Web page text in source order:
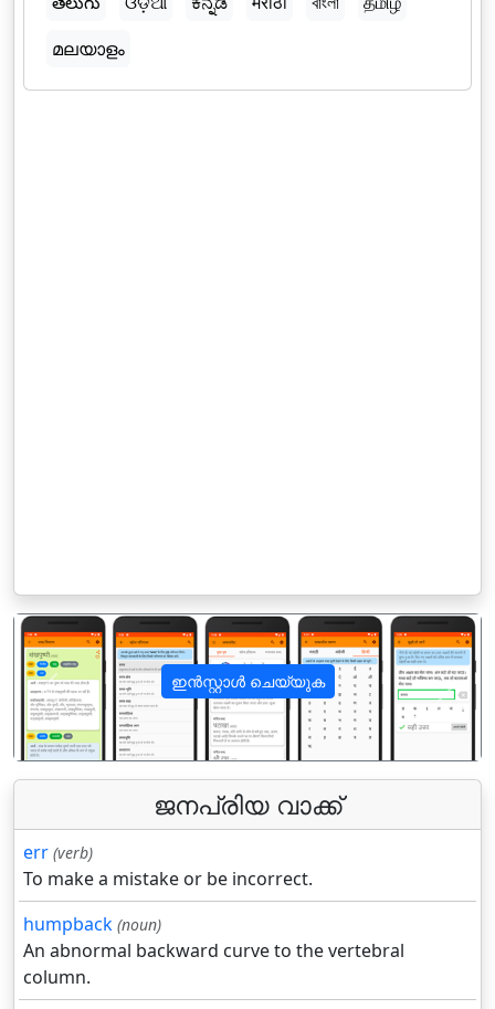
മലയാളം
ഇൻസ്റ്റാൾ ചെയ്യുക
पिछला अगला
ജനപ്രിയ വാക്ക്
err (verb)
To make a mistake or be incorrect.
humpback (noun)
An abnormal backward curve to the vertebral
column.